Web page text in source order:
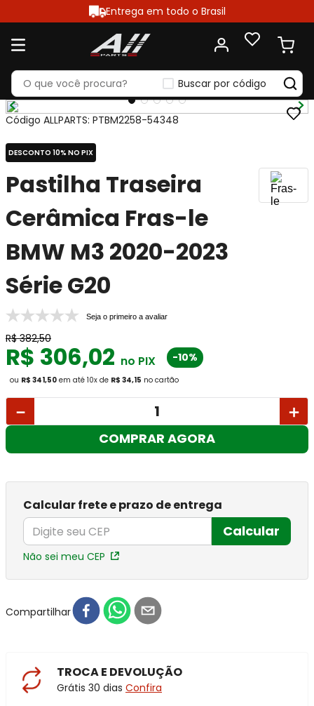
Entrega em todo o Brasil
Buscar por código
Código ALLPARTS: PTBM2258-54348
DESCONTO 10% NO PIX
Pastilha Traseira
Cerâmica Fras-le
BMW M3 2020-2023
Série G20
Seja o primeiro a avaliar
R$ 382,50
R$ 306,02 no PIX -10%
ou R$ 341,50 em até 10x de R$ 34,15 no cartão
＋
－
COMPRAR AGORA
Calcular frete e prazo de entrega
Calcular
Não sei meu CEP
Compartilhar
TROCA E DEVOLUÇÃO
Grátis 30 dias Confira